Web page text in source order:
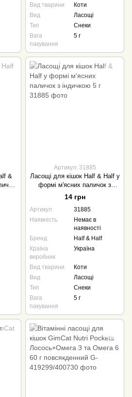
Вид тварини
Коти
Вид
Ласощі
Тип
Снеки
Вага
пакування
5 г
&
Артикул: 31885
Ласощі для кішок Half & Half у
формі м'ясних паличок з
індичкою 5 г
14 грн
Артикул
31885
Наявність
Немає в
наявності
Бренд
Half & Half
Країна
виробник
Україна
Вид тварини
Коти
Вид
Ласощі
Тип
Снеки
Вага
пакування
5 г